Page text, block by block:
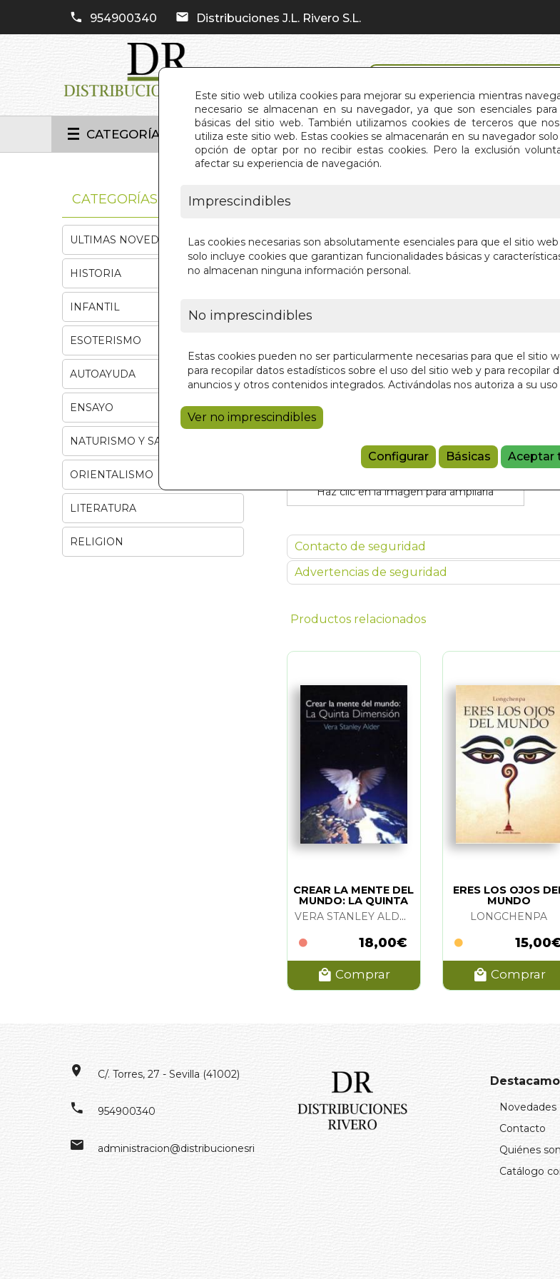
Este sitio web utiliza cookies para mejorar su experiencia mientras
necesario se almacenan en su navegador, ya que son esenciales
básicas del sitio web. También utilizamos cookies de terceros que
utiliza este sitio web. Estas cookies se almacenarán en su navegador
opción de optar por no recibir estas cookies. Pero la exclusión
afectar su experiencia de navegación.
Imprescindibles
Las cookies necesarias son absolutamente esenciales para que el sitio
solo incluye cookies que garantizan funcionalidades básicas y
no almacenan ninguna información personal.
No imprescindibles
Estas cookies pueden no ser particularmente necesarias para que el sitio
para recopilar datos estadísticos sobre el uso del sitio web y para recopilar
anuncios y otros contenidos integrados. Activándolas nos autoriza a su
Ver no imprescindibles
Configurar Básicas Aceptar
954900340 Distribuciones J.L. Rivero S.L.
CATEGORÍAS INICIO QUIÉNES SOMOS
Haz clic en la imagen para ampliarla
Contacto de seguridad
Advertencias de seguridad
Productos relacionados
CREAR LA MENTE DEL
MUNDO: LA QUINTA
DIMENSION
VERA STANLEY ALDER
18,00€
Comprar
ERES LOS OJOS
MUNDO
LONGCHENPA
Comprar
CATEGORÍAS
ULTIMAS NOVEDADES
HISTORIA
INFANTIL
ESOTERISMO
AUTOAYUDA
ENSAYO
NATURISMO Y SALUD
ORIENTALISMO
LITERATURA
RELIGION
C/. Torres, 27 - Sevilla (41002)
954900340
administracion@distribucionesrivero.es
Novedades
Contacto
Quiénes
Catálogo